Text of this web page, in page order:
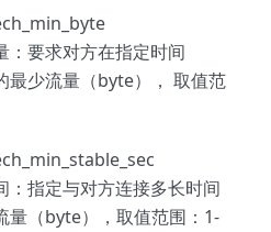
：要求对方在指定时间
最少流量（byte）， 取值范
：指定与对方连接多长时间
量（byte），取值范围：1-